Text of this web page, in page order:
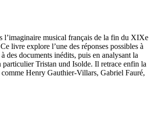
l’imaginaire musical français de la fin du XIXe
livre explore l’une des réponses possibles à
des documents inédits, puis en analysant la
Tristan und Isolde. Il retrace enfin la
Henry Gauthier-Villars, Gabriel Fauré,